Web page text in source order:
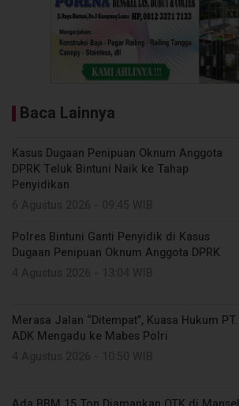
Baca Lainnya
Kasus Dugaan Penipuan Oknum Anggota
DPRK Teluk Bintuni Naik ke Tahap
Penyidikan
Polres Bintuni Ganti Penyidik di Kasus
Dugaan Penipuan Oknum Anggota DPRK
Merasa Jalan “Ditempat”, Kuasa Hukum PT.
ADK Mengadu ke Mabes Polri